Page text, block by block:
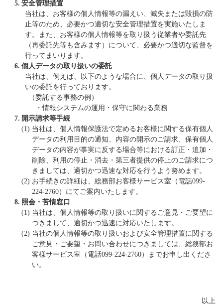
5. 安全管理措置
当社は、お客様の個人情報等の漏えい、滅失または毀損の防
止等のため、必要かつ適切な安全管理措置を実施いたしま
す。また、お客様の個人情報等を取り扱う従業者や委託先
（再委託先等も含みます）について、必要かつ適切な監督を
行ってまいります。
6. 個人データの取り扱いの委託
当社は、例えば、以下のような場合に、個人データの取り扱
いの委託を行っております。
（委託する事務の例）
・情報システムの運用・保守に関わる業務
7. 開示請求等手続
(1) 当社は、個人情報保護法で定めるお客様に関する保有個人
データの利用目的の通知、内容の開示のご請求、保有個人
データの内容が事実に反する場合等における訂正・追加・
削除、利用の停止・消去・第三者提供の停止のご請求につ
きましては、適切かつ迅速な対応を行うよう努めます。
(2) お手続きの詳細は、総務部お客様サービス室（電話099-
224-2760）にてご案内いたします。
8. 照会・苦情窓口
(1) 当社は、個人情報等の取り扱いに関するご意見・ご要望に
つきまして、適切かつ迅速に対応いたします。
(2) 当社の個人情報等の取り扱いおよび安全管理措置に関する
ご意見・ご要望・お問い合わせにつきましては、総務部お
客様サービス室（電話099-224-2760）までお申し出くださ
い。
以上